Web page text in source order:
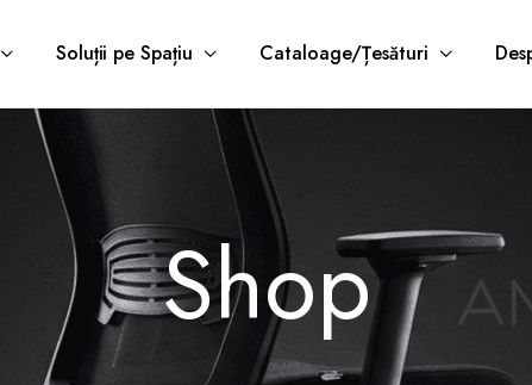
Soluții pe Spațiu Cataloage/Țesături
Shop